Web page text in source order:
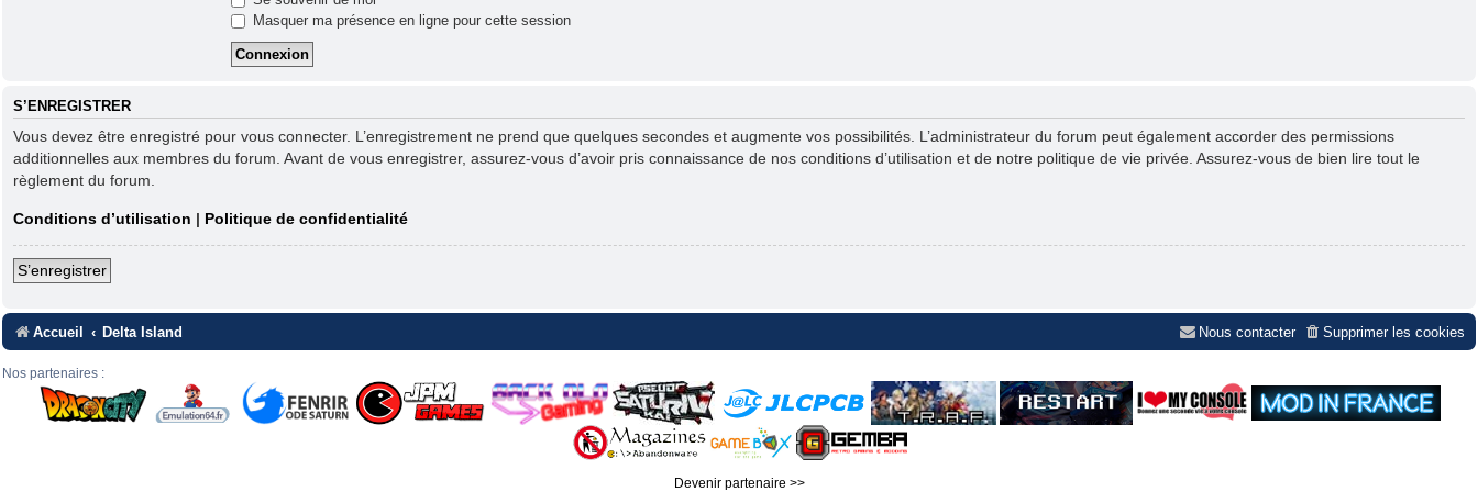
Masquer ma présence en ligne pour cette session
S’ENREGISTRER
Vous devez être enregistré pour vous connecter. L’enregistrement ne prend que quelques secondes et augmente vos possibilités. L’administrateur du forum peut également accorder des permissions
additionnelles aux membres du forum. Avant de vous enregistrer, assurez-vous d’avoir pris connaissance de nos conditions d’utilisation et de notre politique de vie privée. Assurez-vous de bien lire tout le
règlement du forum.
Conditions d’utilisation | Politique de confidentialité
S’enregistrer
Accueil Delta Island Supprimer les cookies
Nous contacter
Nos partenaires :
Devenir partenaire >>